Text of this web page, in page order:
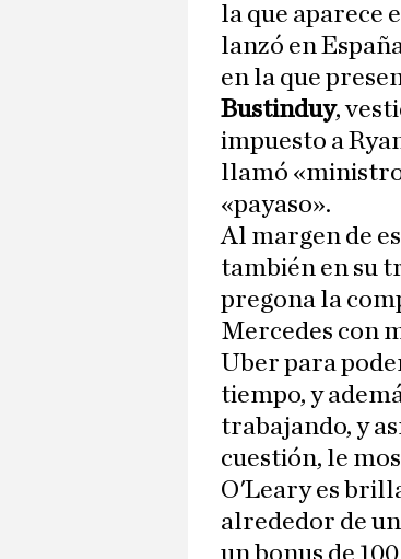
la que aparece
lanzó en
en la que
Bustinduy,
impuesto a
llamó
«payaso».
Al margen de
también en su
pregona la
Mercedes con
Uber para
tiempo, y
trabajando, y
cuestión, le
O'Leary es
alrededor de